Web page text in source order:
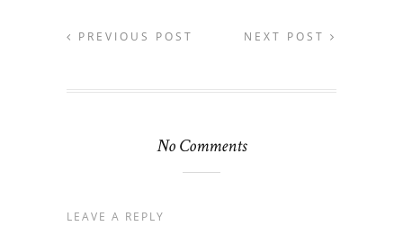
PREVIOUS POST NEXT POST
No Comments
LEAVE A REPLY